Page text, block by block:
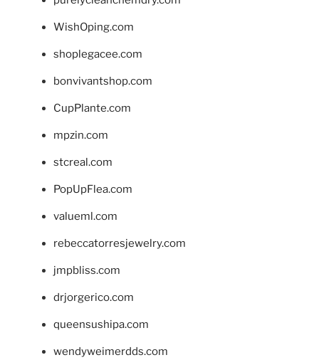
WishOping.com
shoplegacee.com
bonvivantshop.com
CupPlante.com
mpzin.com
stcreal.com
PopUpFlea.com
valueml.com
rebeccatorresjewelry.com
jmpbliss.com
drjorgerico.com
queensushipa.com
wendyweimerdds.com